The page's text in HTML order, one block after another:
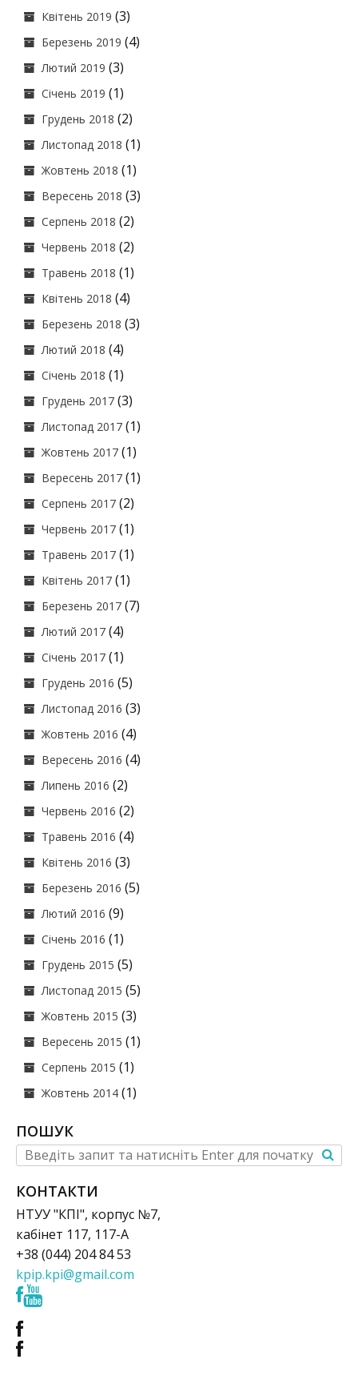
Квітень 2019 (3)
Березень 2019 (4)
Лютий 2019 (3)
Січень 2019 (1)
Грудень 2018 (2)
Листопад 2018 (1)
Жовтень 2018 (1)
Вересень 2018 (3)
Серпень 2018 (2)
Червень 2018 (2)
Травень 2018 (1)
Квітень 2018 (4)
Березень 2018 (3)
Лютий 2018 (4)
Січень 2018 (1)
Грудень 2017 (3)
Листопад 2017 (1)
Жовтень 2017 (1)
Вересень 2017 (1)
Серпень 2017 (2)
Червень 2017 (1)
Травень 2017 (1)
Квітень 2017 (1)
Березень 2017 (7)
Лютий 2017 (4)
Січень 2017 (1)
Грудень 2016 (5)
Листопад 2016 (3)
Жовтень 2016 (4)
Вересень 2016 (4)
Липень 2016 (2)
Червень 2016 (2)
Травень 2016 (4)
Квітень 2016 (3)
Березень 2016 (5)
Лютий 2016 (9)
Січень 2016 (1)
Грудень 2015 (5)
Листопад 2015 (5)
Жовтень 2015 (3)
Вересень 2015 (1)
Серпень 2015 (1)
Жовтень 2014 (1)
ПОШУК
КОНТАКТИ
НТУУ "КПІ", корпус №7,
кабінет 117, 117-А
+38 (044) 204 84 53
kpip.kpi@gmail.com